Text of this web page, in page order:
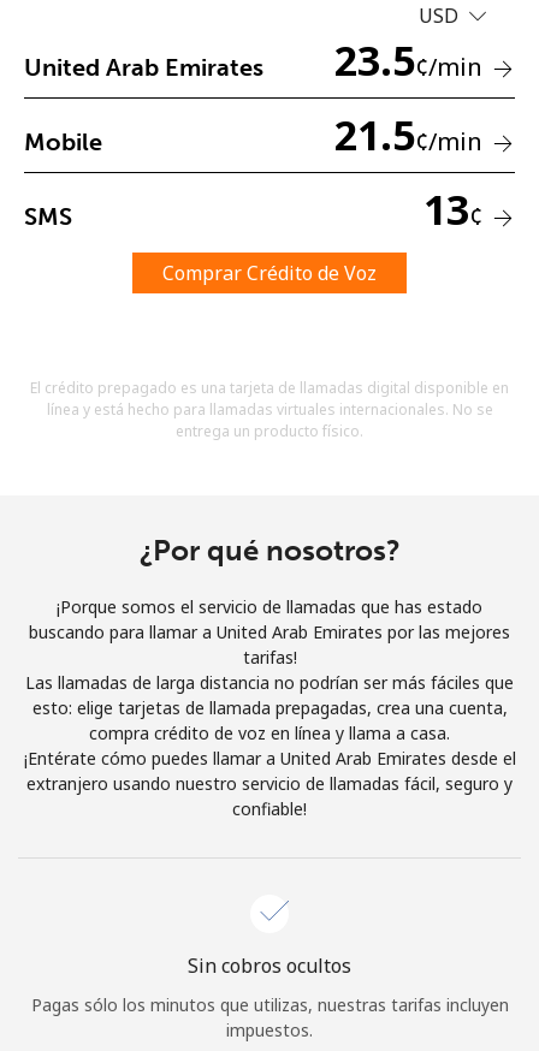
Mínimo 8 caracteres
Una letra mayúscula y una minúscula
Un caracter especial
Al abrir una cuenta en este sitio web, estoy de acuerdo con
estos
Términos y condiciones.
¡Hola!
Inicia sesión oREGÍSTRATE →
o
USD
United Arab Emirates 23.5¢/min
Mobile 21.5¢/min
SMS 13¢
Comprar Crédito de Voz
El crédito prepagado es una tarjeta de llamadas digital disponible en
línea y está hecho para llamadas virtuales internacionales. No se
entrega un producto físico.
¿Por qué nosotros?
¡Porque somos el servicio de llamadas que has estado
buscando para llamar a United Arab Emirates por las mejores
tarifas!
Las llamadas de larga distancia no podrían ser más fáciles que
esto: elige tarjetas de llamada prepagadas, crea una cuenta,
compra crédito de voz en línea y llama a casa.
¡Entérate cómo puedes llamar a United Arab Emirates desde el
extranjero usando nuestro servicio de llamadas fácil, seguro y
confiable!
Sin cobros ocultos
Pagas sólo los minutos que utilizas, nuestras tarifas incluyen
impuestos.